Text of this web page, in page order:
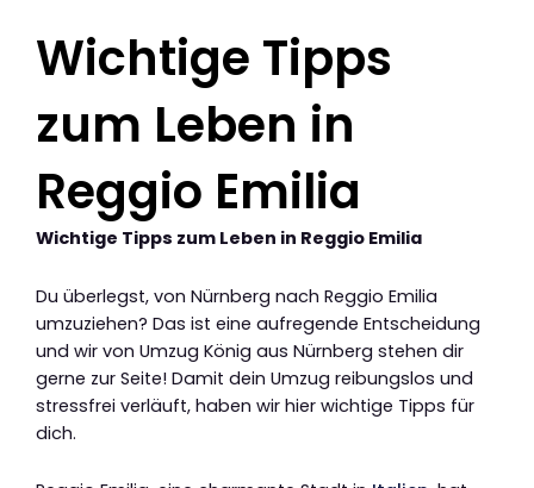
Wichtige Tipps
zum Leben in
Reggio Emilia
Wichtige Tipps zum Leben in Reggio Emilia
Du überlegst, von Nürnberg nach Reggio Emilia
umzuziehen? Das ist eine aufregende Entscheidung
und wir von Umzug König aus Nürnberg stehen dir
gerne zur Seite! Damit dein Umzug reibungslos und
stressfrei verläuft, haben wir hier wichtige Tipps für
dich.